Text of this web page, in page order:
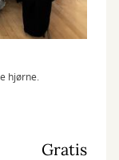
hjørne.
Gratis